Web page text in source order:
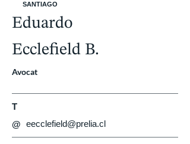
SANTIAGO
Eduardo
Ecclefield B.
Avocat
T
@ eecclefield@prelia.cl